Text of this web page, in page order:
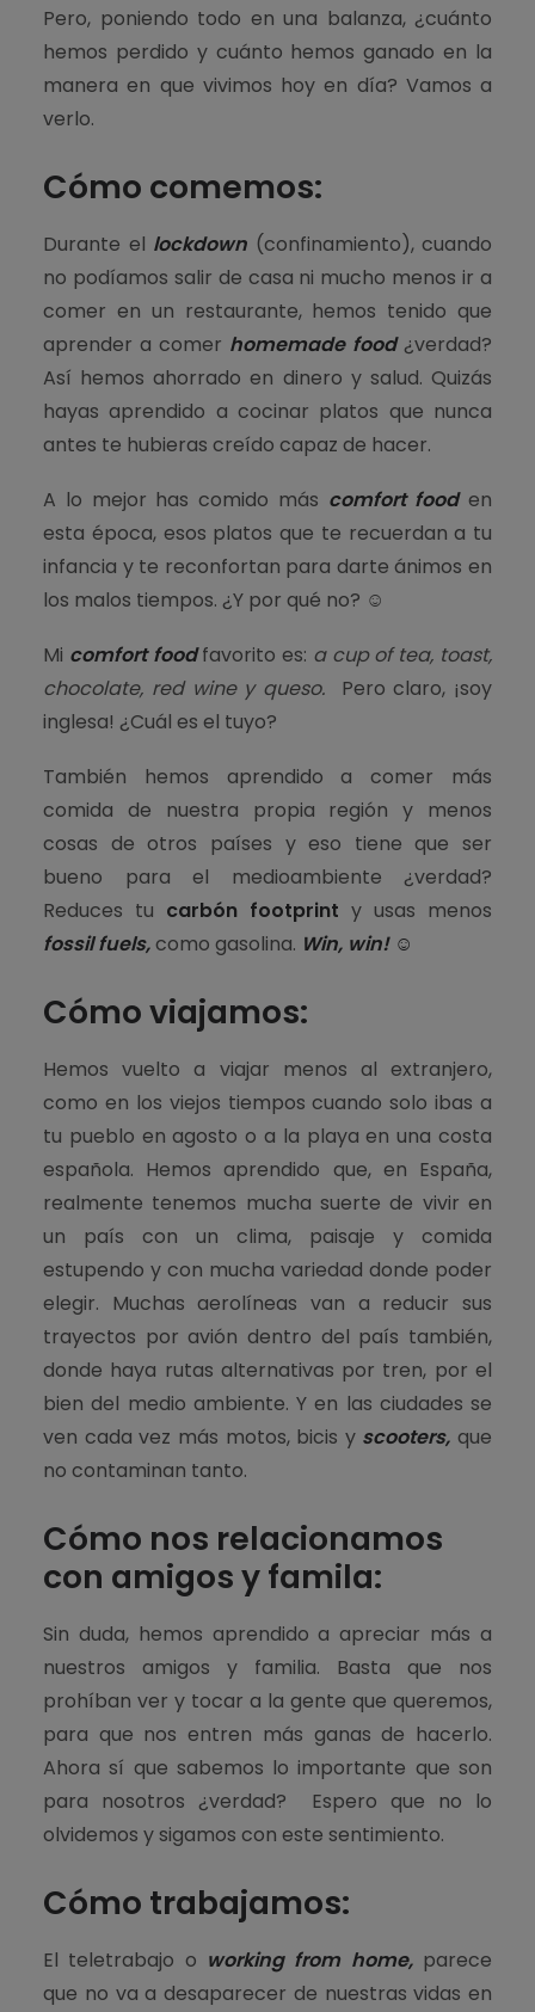
Pero, poniendo todo en una balanza, ¿cuánto
hemos perdido y cuánto hemos ganado en la
manera en que vivimos hoy en día? Vamos a
verlo.
Cómo comemos:
Durante el lockdown (confinamiento), cuando
no podíamos salir de casa ni mucho menos ir a
comer en un restaurante, hemos tenido que
aprender a comer homemade food¿verdad?
Así hemos ahorrado en dinero y salud. Quizás
hayas aprendido a cocinar platos que nunca
antes te hubieras creído capaz de hacer.
A lo mejor has comido más comfort fooden
esta época, esos platos que te recuerdan a tu
infancia y te reconfortan para darte ánimos en
los malos tiempos. ¿Y por qué no? ☺
Mi comfort food favorito es: a cup of tea, toast,
chocolate, red wine y queso. Pero claro, ¡soy
inglesa! ¿Cuál es el tuyo?
También hemos aprendido a comer más
comida de nuestra propia región y menos
cosas de otros países y eso tiene que ser
bueno para el medioambiente ¿verdad?
Reduces tu carbón footprint y usas menos
fossil fuels,como gasolina. Win, win! ☺
Cómo viajamos:
Hemos vuelto a viajar menos al extranjero,
como en los viejos tiempos cuando solo ibas a
tu pueblo en agosto o a la playa en una costa
española. Hemos aprendido que, en España,
realmente tenemos mucha suerte de vivir en
un país con un clima, paisaje y comida
estupendo y con mucha variedad donde poder
elegir. Muchas aerolíneas van a reducir sus
trayectos por avión dentro del país también,
donde haya rutas alternativas por tren, por el
bien del medio ambiente. Y en las ciudades se
ven cada vez más motos, bicis y scooters, que
no contaminan tanto.
Cómo nos relacionamos
con amigos y famila:
Sin duda, hemos aprendido a apreciar más a
nuestros amigos y familia. Basta que nos
prohíban ver y tocar a la gente que queremos,
para que nos entren más ganas de hacerlo.
Ahora sí que sabemos lo importante que son
para nosotros ¿verdad? Espero que no lo
olvidemos y sigamos con este sentimiento.
Cómo trabajamos:
El teletrabajo o working from home, parece
que no va a desaparecer de nuestras vidas en